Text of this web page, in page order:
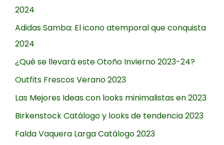
2024
Adidas Samba: El icono atemporal que conquista
2024
¿Qué se llevará este Otoño Invierno 2023-24?
Outfits Frescos Verano 2023
Las Mejores Ideas con looks minimalistas en 2023
Birkenstock Catálogo y looks de tendencia 2023
Falda Vaquera Larga Catálogo 2023